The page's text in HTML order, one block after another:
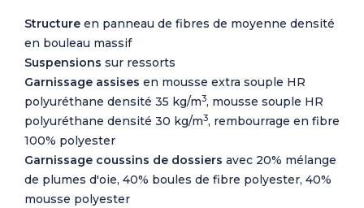
Structure en panneau de fibres de moyenne densité
en bouleau massif
Suspensions sur ressorts
Garnissage assises en mousse extra souple HR
polyuréthane densité 35 kg/m3, mousse souple HR
polyuréthane densité 30 kg/m3, rembourrage en fibre
100% polyester
Garnissage coussins de dossiers avec 20% mélange
de plumes d'oie, 40% boules de fibre polyester, 40%
mousse polyester